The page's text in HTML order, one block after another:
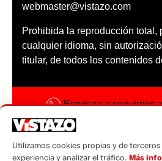
webmaster@vistazo.com
Prohibida la reproducción total,
cualquier idioma, sin
titular, de todos los contenidos
Empieza a seguirnos
Código ética
Utilizamos cookies propias y de
experiencia y analizar el tráfico. Más